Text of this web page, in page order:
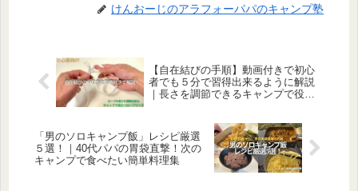
けんおーじのアラフォーパパのキャンプ塾
【自在結びの手順】動画付きで初心
者でも５分で習得出来るように解説
｜長さを調節できるキャンプで役立
「男のソロキャンプ飯」レシピ厳選
５選！｜40代パパの胃袋直撃！次の
キャンプで食べたい簡単料理集